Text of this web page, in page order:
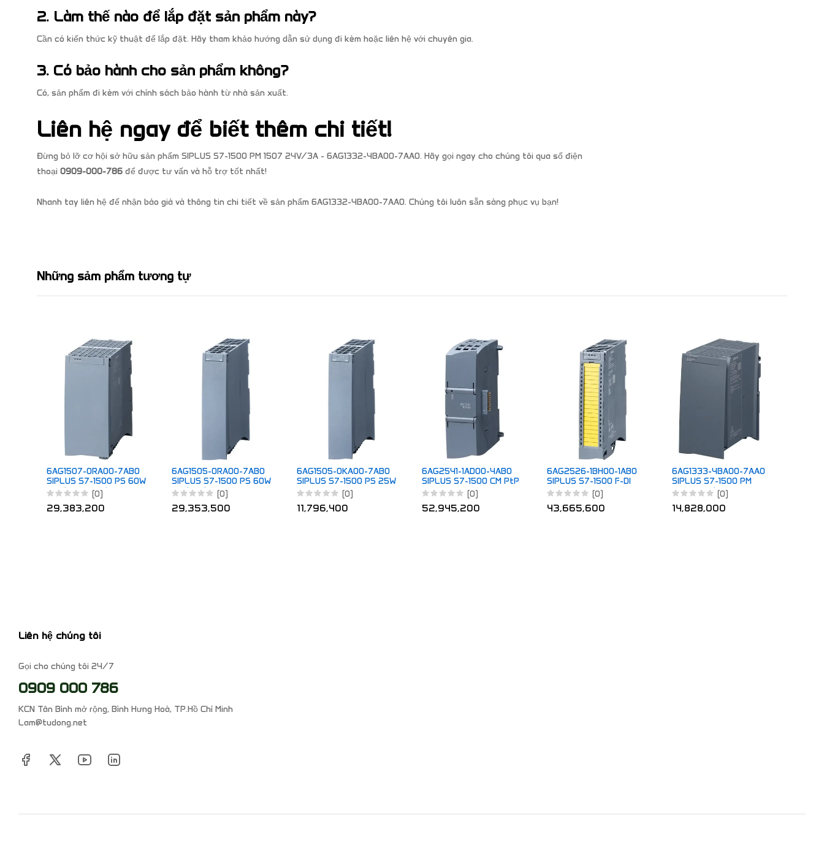
2. Làm thế nào để lắp đặt sản phẩm này?
Cần có kiến thức kỹ thuật để lắp đặt. Hãy tham khảo hướng dẫn sử dụng đi kèm hoặc liên hệ với chuyên gia.
3. Có bảo hành cho sản phẩm không?
Có, sản phẩm đi kèm với chính sách bảo hành từ nhà sản xuất.
Liên hệ ngay để biết thêm chi tiết!
Đừng bỏ lỡ cơ hội sở hữu sản phẩm SIPLUS S7-1500 PM 1507 24V/3A - 6AG1332-4BA00-7AA0. Hãy gọi ngay cho chúng tôi qua số điện
thoại 0909-000-786 để được tư vấn và hỗ trợ tốt nhất!
Nhanh tay liên hệ để nhận báo giá và thông tin chi tiết về sản phẩm 6AG1332-4BA00-7AA0. Chúng tôi luôn sẵn sàng phục vụ bạn!
Những sảm phẩm tương tự
6AG1507-0RA00-7AB0
SIPLUS S7-1500 PS 60W
120/230V AC/DC
(0)
29,383,200
6AG1505-0RA00-7AB0
SIPLUS S7-1500 PS 60W
24/48/60V DC
(0)
29,353,500
6AG1505-0KA00-7AB0
SIPLUS S7-1500 PS 25W
24V DC
(0)
11,796,400
6AG2541-1AD00-4AB0
SIPLUS S7-1500 CM PtP
RS232 HF TX RAIL
(0)
52,945,200
6AG2526-1BH00-1AB0
SIPLUS S7-1500 F-DI
16x24VDC T1 RAIL
(0)
43,665,600
6AG1333-4BA00-7AA0
SIPLUS S7-1500 PM
1507 24V/8A
(0)
14,828,000
Liên hệ chúng tôi
Gọi cho chúng tôi 24/7
0909 000 786
KCN Tân Bình mở rộng, Bình Hưng Hoà, TP.Hồ Chí Minh
Lam@tudong.net